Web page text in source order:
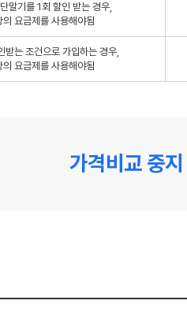
말기를 1회 할인 받는 경우,
요금제를 사용해야됨
는 조건으로 가입하는 경우,
요금제를 사용해야됨
가격비교 중지